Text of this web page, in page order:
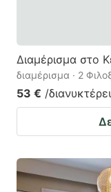
Διαμέρισμα στο
διαμέρισμα · 2
53 € /